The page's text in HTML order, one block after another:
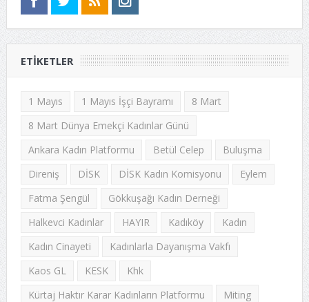
ETIKETLER
1 Mayıs 1 Mayıs İşçi Bayramı
8 Mart
8 Mart Dünya Emekçi Kadınlar Günü
Ankara Kadın Platformu
Betül Celep
Buluşma
Direniş
DİSK DİSK Kadın Komisyonu
Eylem
Fatma Şengül
Gökkuşağı Kadın Derneği
Halkevci Kadınlar
HAYIR Kadıköy
Kadın
Kadın Cinayeti
Kadınlarla Dayanışma Vakfı
Kaos GL
KESK
Khk
Kürtaj Haktır Karar Kadınların Platformu
Miting